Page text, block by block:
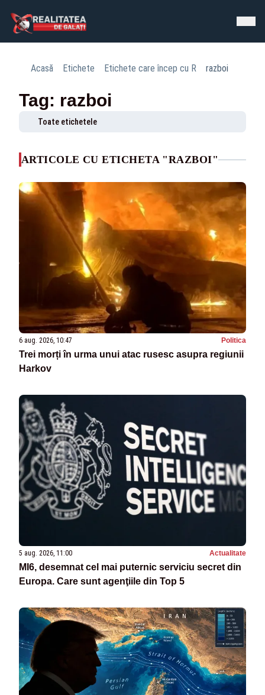
Acasă Etichete Etichete care încep cu R razboi
Tag: razboi
Toate etichetele
ARTICOLE CU ETICHETA "RAZBOI"
6 aug. 2026, 10:47 Politica
Trei morți în urma unui atac rusesc asupra regiunii
Harkov
5 aug. 2026, 11:00 Actualitate
MI6, desemnat cel mai puternic serviciu secret din
Europa. Care sunt agenţiile din Top 5